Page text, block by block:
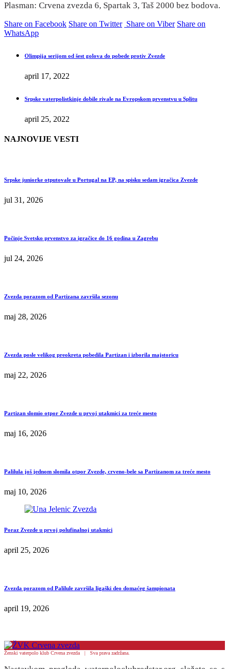
Plasman: Crvena zvezda 6, Spartak 3, Taš 2000 bez bodova.
Share on Facebook Share on Twitter Share on Viber Share on
WhatsApp
Olimpija serijom od šest golova do pobede protiv Zvezde
april 17, 2022
Srpske vaterpolistkinje dobile rivale na Evropskom prvenstvu u Splitu
april 25, 2022
NAJNOVIJE VESTI
Srpske juniorke otputovale u Portugal na EP, na spisku sedam igračica Zvezde
jul 31, 2026
Počinje Svetsko prvenstvo za igračice do 16 godina u Zagrebu
jul 24, 2026
Zvezda porazom od Partizana završila sezonu
maj 28, 2026
Zvezda posle velikog preokreta pobedila Partizan i izborila majstoricu
maj 22, 2026
Partizan slomio otpor Zvezde u prvoj utakmici za treće mesto
maj 16, 2026
Palilula još jednom slomila otpor Zvezde, crveno-bele sa Partizanom za treće mesto
maj 10, 2026
Poraz Zvezde u prvoj polufinalnoj utakmici
april 25, 2026
Zvezda porazom od Palilule završila ligaški deo domaćeg šampionata
april 19, 2026
Ženski vaterpolo klub Crvena zvezda | Sva prava zadržana.